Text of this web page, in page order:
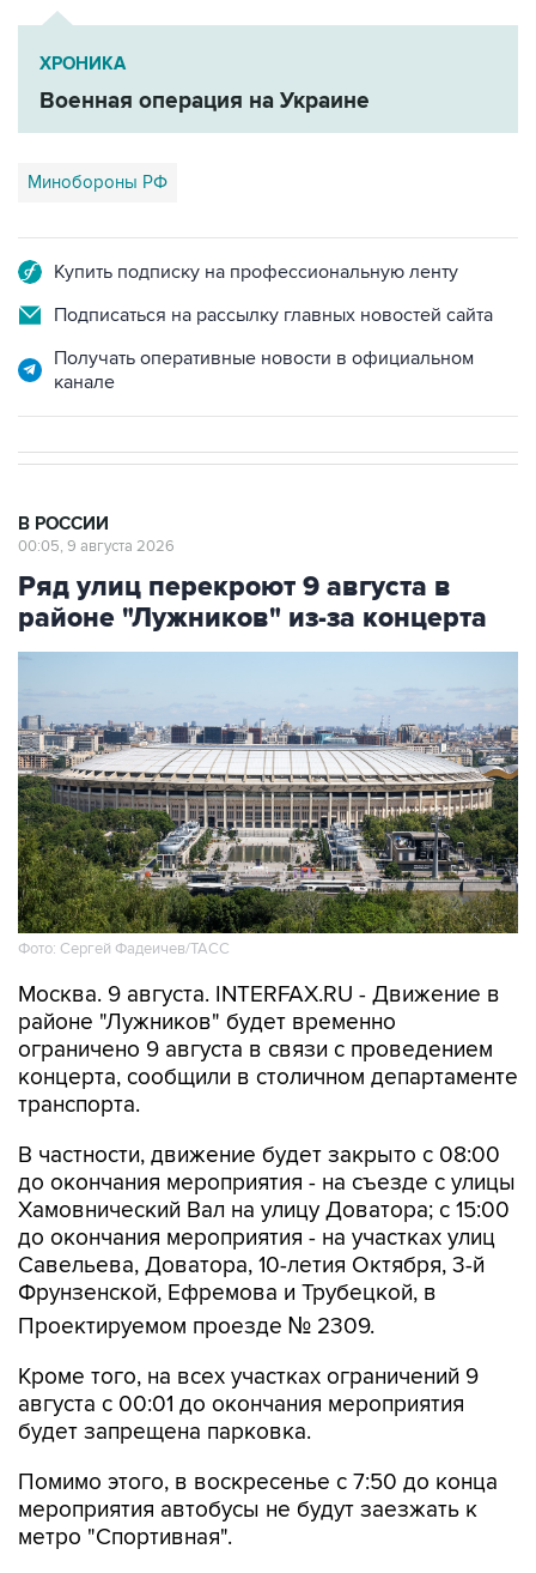
ХРОНИКА
Военная операция на Украине
Минобороны РФ
Купить подписку на профессиональную ленту
Подписаться на рассылку главных новостей сайта
Получать оперативные новости в официальном
канале
В РОССИИ
00:05, 9 августа 2026
Ряд улиц перекроют 9 августа в
районе "Лужников" из-за концерта
Фото: Сергей Фадеичев/ТАСС
Москва. 9 августа. INTERFAX.RU - Движение в
районе "Лужников" будет временно
ограничено 9 августа в связи с проведением
концерта, сообщили в столичном департаменте
транспорта.
В частности, движение будет закрыто с 08:00
до окончания мероприятия - на съезде с улицы
Хамовнический Вал на улицу Доватора; с 15:00
до окончания мероприятия - на участках улиц
Савельева, Доватора, 10-летия Октября, 3-й
Фрунзенской, Ефремова и Трубецкой, в
Проектируемом проезде № 2309.
Кроме того, на всех участках ограничений 9
августа с 00:01 до окончания мероприятия
будет запрещена парковка.
Помимо этого, в воскресенье с 7:50 до конца
мероприятия автобусы не будут заезжать к
метро "Спортивная".